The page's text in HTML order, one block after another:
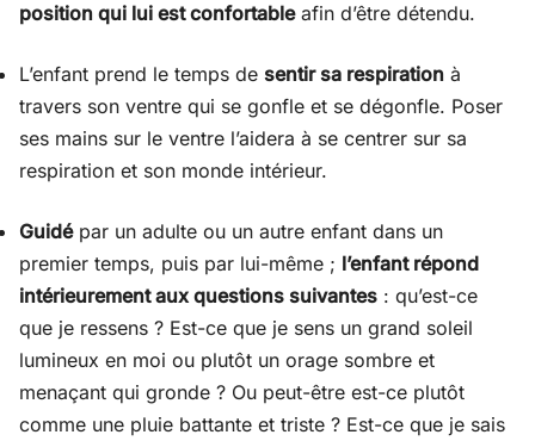
position qui lui est confortableafin d’être détendu.
L’enfant prend le temps de sentir sa respiration à
travers son ventre qui se gonfle et se dégonfle. Poser
ses mains sur le ventre l’aidera à se centrer sur sa
respiration et son monde intérieur.
Guidépar un adulte ou un autre enfant dans un
premier temps, puis par lui-même ; l’enfant répond
intérieurement aux questions suivantes : qu’est-ce
que je ressens ? Est-ce que je sens un grand soleil
lumineux en moi ou plutôt un orage sombre et
menaçant qui gronde ? Ou peut-être est-ce plutôt
comme une pluie battante et triste ? Est-ce que je sais